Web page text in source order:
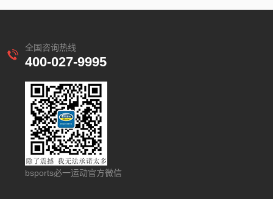
全国咨询热线
400-027-9995
bsports必一运动官方微信